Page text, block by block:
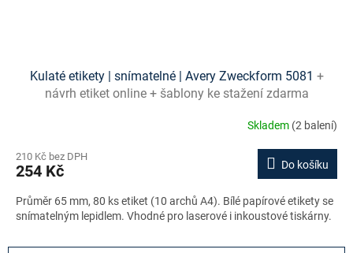
Kulaté etikety | snímatelné | Avery Zweckform 5081 +
návrh etiket online + šablony ke stažení zdarma
Skladem (2 balení)
210 Kč bez DPH
254 Kč Do košíku
Průměr 65 mm, 80 ks etiket (10 archů A4). Bílé papírové etikety se
snímatelným lepidlem. Vhodné pro laserové i inkoustové tiskárny.